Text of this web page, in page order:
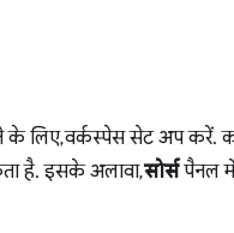
के लिए, वर्कस्पेस सेट अप करें.
है. इसके अलावा,सोर्सपैनल में